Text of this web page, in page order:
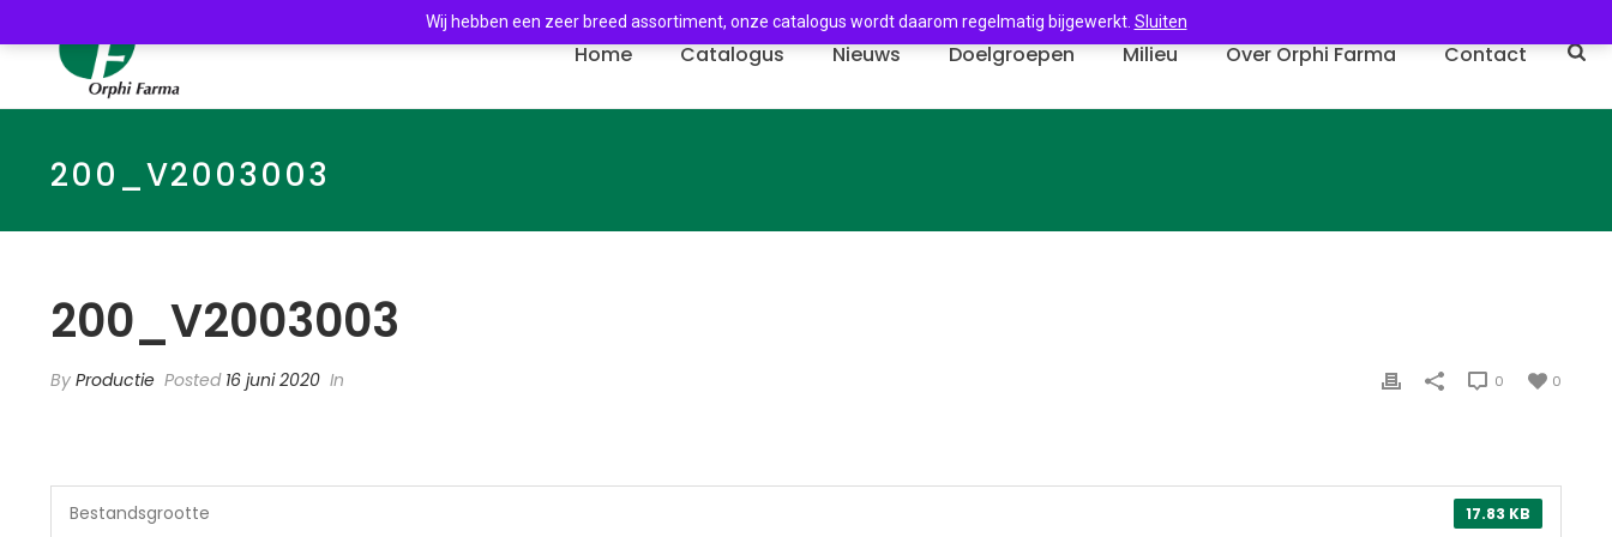
Home Catalogus Nieuws Doelgroepen Milieu Over Orphi Farma Contact
200_V2003003
200_V2003003
By Productie Posted 16 juni 2020 In 0
0
17.83 KB
Bestandsgrootte
Wij hebben een zeer breed assortiment, onze catalogus wordt daarom regelmatig bijgewerkt. Sluiten